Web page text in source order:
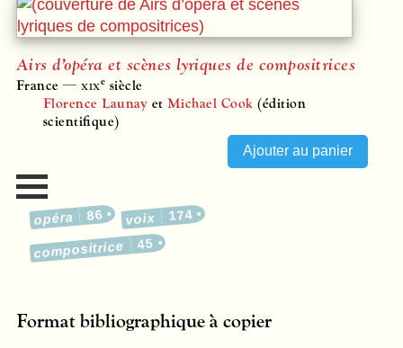
Airs d’opéra et scènes lyriques de compositrices
France —xixe siècle
Florence Launay et Michael Cook (édition
scientifique)
opéra 86 voix 174
compositrice 45
Format bibliographique à copier